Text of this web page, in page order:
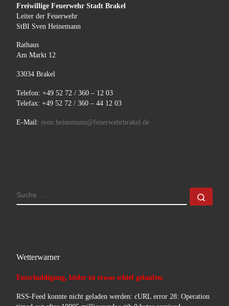
Freiwillige Feuerwehr Stadt Brakel
Leiter der Feuerwehr
StBI Sven Heinemann
Rathaus
Am Markt 12
33034 Brakel
Telefon: +49 52 72 / 360 – 12 03
Telefax: +49 52 72 / 360 – 44 12 03
E-Mail: sven.heinemann@feuerwehrbrakel.de
SUCHE
Wetterwarner
Entschuldigung, leider ist etwas schief gelaufen.
RSS-Feed konnte nicht geladen werden: cURL error 28: Operation